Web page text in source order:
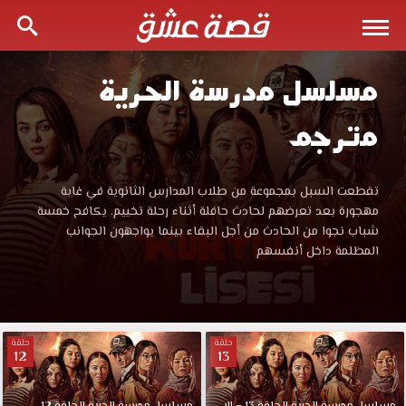
مسلسل
مدرسة
الحرية
kurtulus
مترجم
قصة
مسلسل مدرسة الحرية
مترجم
مسلسل
مدرسة
الحرية
kurtulus
عشق
مشاهدة
وتحميل
باكثر
تقطعت السبل بمجموعة من طلاب المدارس الثانوية في غابة
مهجورة بعد تعرضهم لحادث حافلة أثناء رحلة تخييم. يكافح خمسة
شباب نجوا من الحادث من أجل البقاء بينما يواجهون الجوانب
المظلمة داخل أنفسهم
حلقة
13
حلقة
12